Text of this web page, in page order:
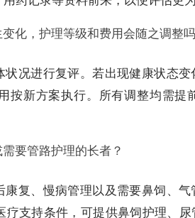
化，护理等级和费用会随之调整
状况进行复评。若出现健康状态
按新方案执行。所有调整均需提
要管路护理的长者？
复、慢病管理以及需要鼻饲、气
疗支持条件，可提供鼻饲护理、